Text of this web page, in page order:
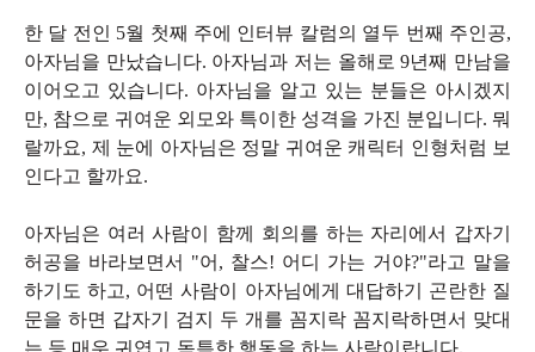
한 달 전인 5월 첫째 주에 인터뷰 칼럼의 열두 번째 주인공,
아자님을 만났습니다. 아자님과 저는 올해로 9년째 만남을
이어오고 있습니다. 아자님을 알고 있는 분들은 아시겠지
만, 참으로 귀여운 외모와 특이한 성격을 가진 분입니다. 뭐
랄까요, 제 눈에 아자님은 정말 귀여운 캐릭터 인형처럼 보
인다고 할까요.
아자님은 여러 사람이 함께 회의를 하는 자리에서 갑자기
허공을 바라보면서 "어, 찰스! 어디 가는 거야?"라고 말을
하기도 하고, 어떤 사람이 아자님에게 대답하기 곤란한 질
문을 하면 갑자기 검지 두 개를 꼼지락 꼼지락하면서 맞대
는 등 매우 귀엽고 독특한 행동을 하는 사람이랍니다.